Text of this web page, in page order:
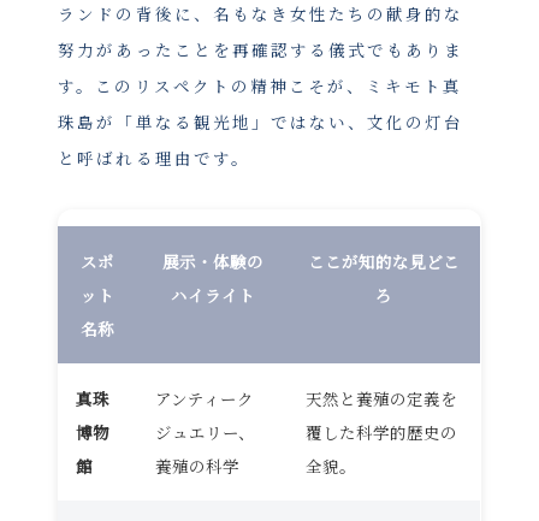
ランドの背後に、名もなき女性たちの献身的な
努力があったことを再確認する儀式でもありま
す。このリスペクトの精神こそが、ミキモト真
珠島が「単なる観光地」ではない、文化の灯台
と呼ばれる理由です。
スポ
ット
名称
展示・体験の
ハイライト
ここが知的な見どこ
ろ
真珠
博物
館
アンティーク
ジュエリー、
養殖の科学
天然と養殖の定義を
覆した科学的歴史の
全貌。